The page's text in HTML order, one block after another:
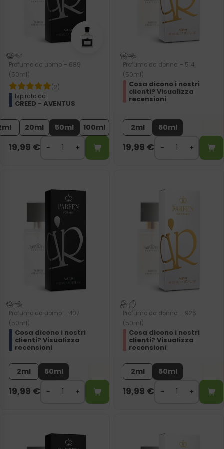
Profumo da uomo – 689
(50ml)
(2)
Ispirato da:
CREED - AVENTUS
20ml 50ml 100ml
19,99 €
Profumo da donna – 514
(50ml)
Cosa dicono i nostri
clienti? Visualizza
recensioni
2ml 50ml
19,99 €
Profumo da uomo – 407
(50ml)
Cosa dicono i nostri
clienti? Visualizza
recensioni
2ml 50ml
19,99 €
Profumo da donna – 926
(50ml)
Cosa dicono i nostri
clienti? Visualizza
recensioni
2ml 50ml
19,99 €